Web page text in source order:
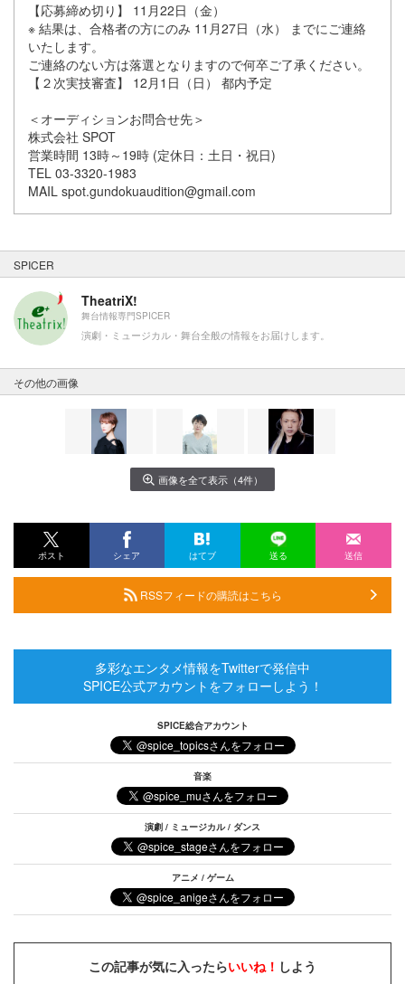
【応募締め切り】 11月22日（金）
※ 結果は、合格者の方にのみ 11月27日（水） までにご連絡
いたします。
ご連絡のない方は落選となりますので何卒ご了承ください。
【２次実技審査】 12月1日（日） 都内予定
＜オーディションお問合せ先＞
株式会社 SPOT
営業時間 13時～19時 (定休日：土日・祝日)
TEL 03-3320-1983
MAIL spot.gundokuaudition@gmail.com
SPICER
TheatriX!
舞台情報専門SPICER
演劇・ミュージカル・舞台全般の情報をお届けします。
その他の画像
画像を全て表示（4件）
ポスト シェア はてブ 送る 送信
RSSフィードの購読はこちら
多彩なエンタメ情報をTwitterで発信中
SPICE公式アカウントをフォローしよう！
SPICE総合アカウント
音楽
演劇 / ミュージカル / ダンス
アニメ / ゲーム
この記事が気に入ったらいいね！ しよう